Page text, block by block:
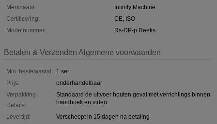
Merknaam:
Infinity Machine
Certificering:
CE, ISO
Modelnummer:
Rs-DP-p Reeks
Betalen & Verzenden Algemene voorwaarden
Min. bestelaantal:
1 set
Prijs:
onderhandelbaar
Verpakking
Details:
Standaard de uitvoer houten geval met verrichtings binnen
handboek en video.
Levertijd:
Verscheept in 15 dagen na betaling